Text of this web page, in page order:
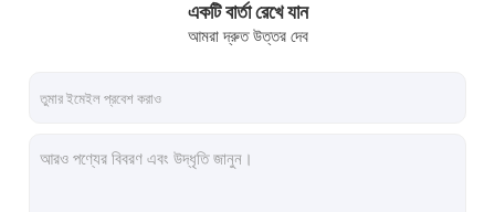
স্বয়ংক্রিয় ব্যারিয়ার গেইট
একটি বার্তা রেখে যান
আমরা দ্রুত উত্তর দেব